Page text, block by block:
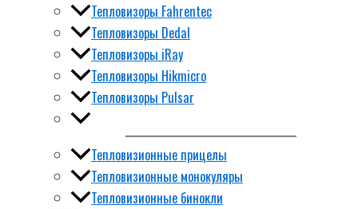
Тепловизоры Fahrentec
Тепловизоры Dedal
Тепловизоры iRay
Тепловизоры Hikmicro
Тепловизоры Pulsar
Тепловизионные прицелы
Тепловизионные монокуляры
Тепловизионные бинокли